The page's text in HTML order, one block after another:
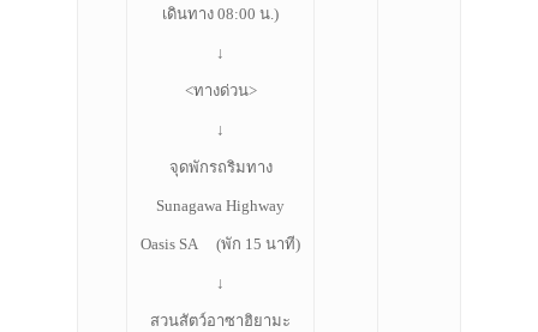
เดินทาง 08:00 น.)
↓
<ทางด่วน>
↓
จุดพักรถริมทาง
Sunagawa Highway
Oasis SA (พัก 15 นาที)
↓
สวนสัตว์อาซาฮิยามะ